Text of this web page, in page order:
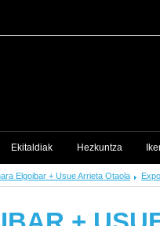
Elgoibar + Usue Arrieta Otaola
Ekitaldiak Hezkuntza